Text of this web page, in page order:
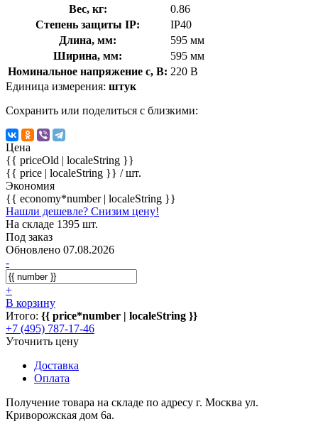
Вес, кг:
0.86
Степень защиты IP:
IP40
Длина, мм:
595 мм
Ширина, мм:
595 мм
Номинальное напряжение с, В: 220 В
Единица измерения: штук
Сохранить или поделиться с близкими:
Цена
{{ priceOld | localeString }}
{{ price | localeString }} / шт.
Экономия
{{ economy*number | localeString }}
Нашли дешевле? Снизим цену!
На складе 1395 шт.
Под заказ
Обновлено 07.08.2026
-
+
В корзину
Итого: {{ price*number | localeString }}
+7 (495) 787-17-46
Уточнить цену
Доставка
Оплата
Получение товара на складе по адресу г. Москва ул.
Криворожская дом 6а.